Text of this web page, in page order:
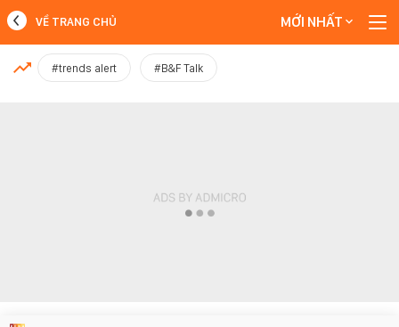
MỚI NHẤT
VỀ TRANG CHỦ MỚI NHẤT
#trends alert #B&F Talk